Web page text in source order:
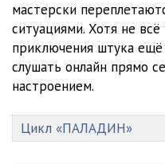
017
018
019
020
021
мастерски
ситуациями. Хотя не
приключения штука
слушать онлайн прямо
настроением.
Цикл «ПАЛАДИН»